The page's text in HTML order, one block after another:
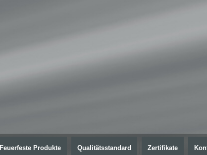
Feuerfeste Produkte Qualitätsstandard Zertifikate